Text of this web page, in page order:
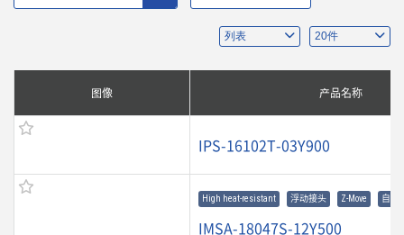
图像 产品名称
IPS-16102T-03Y900
High heat-resistant 浮动接头 Z-Move 自动
IMSA-18047S-12Y500